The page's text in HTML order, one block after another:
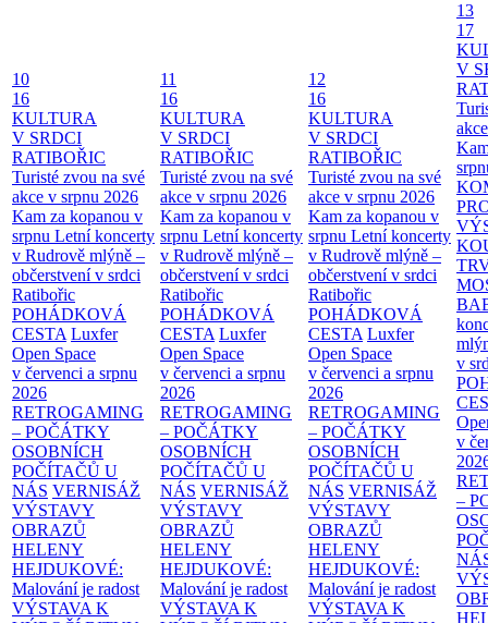
10
16
KULTURA
V SRDCI
RATIBOŘIC
Turisté zvou na své
akce v srpnu 2026
Kam za kopanou v
srpnu Letní koncerty
v Rudrově mlýně –
občerstvení v srdci
Ratibořic
POHÁDKOVÁ
CESTA Luxfer
Open Space
v červenci a srpnu
2026
RETROGAMING
– POČÁTKY
OSOBNÍCH
POČÍTAČŮ U
NÁS VERNISÁŽ
VÝSTAVY
OBRAZŮ
HELENY
HEJDUKOVÉ:
Malování je radost
VÝSTAVA K
11
16
KULTURA
V SRDCI
RATIBOŘIC
Turisté zvou na své
akce v srpnu 2026
Kam za kopanou v
srpnu Letní koncerty
v Rudrově mlýně –
občerstvení v srdci
Ratibořic
POHÁDKOVÁ
CESTA Luxfer
Open Space
v červenci a srpnu
2026
RETROGAMING
– POČÁTKY
OSOBNÍCH
POČÍTAČŮ U
NÁS VERNISÁŽ
VÝSTAVY
OBRAZŮ
HELENY
HEJDUKOVÉ:
Malování je radost
VÝSTAVA K
12
16
KULTURA
V SRDCI
RATIBOŘIC
Turisté zvou na své
akce v srpnu 2026
Kam za kopanou v
srpnu Letní koncerty
v Rudrově mlýně –
občerstvení v srdci
Ratibořic
POHÁDKOVÁ
CESTA Luxfer
Open Space
v červenci a srpnu
2026
RETROGAMING
– POČÁTKY
OSOBNÍCH
POČÍTAČŮ U
NÁS VERNISÁŽ
VÝSTAVY
OBRAZŮ
HELENY
HEJDUKOVÉ:
Malování je radost
VÝSTAVA K
13
17
V
v
v
–